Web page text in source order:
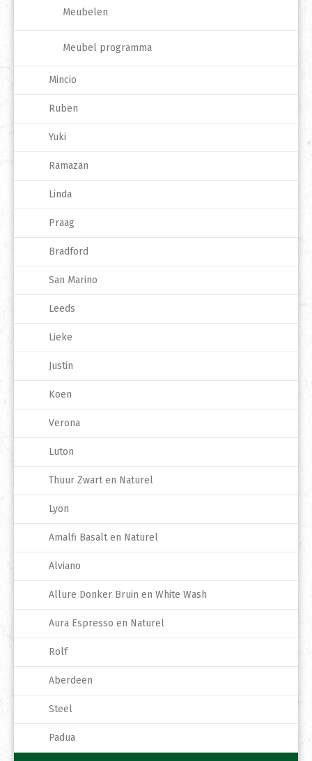
Meubelen
Meubel programma
Mincio
Ruben
Yuki
Ramazan
Linda
Praag
Bradford
San Marino
Leeds
Lieke
Justin
Koen
Verona
Luton
Thuur Zwart en Naturel
Lyon
Amalfi Basalt en Naturel
Alviano
Allure Donker Bruin en White Wash
Aura Espresso en Naturel
Rolf
Aberdeen
Steel
Padua